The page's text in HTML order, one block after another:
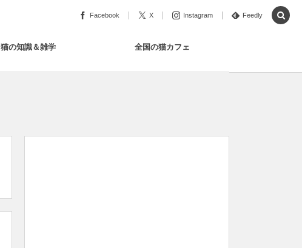
Facebook X Instagram Feedly
猫の知識＆雑学 全国の猫カフェ